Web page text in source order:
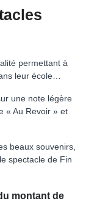
permettant à
leur école…
une note légère
« Au Revoir » et
beaux souvenirs,
spectacle de Fin
montant de